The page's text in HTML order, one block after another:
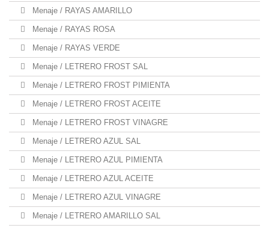
Menaje / RAYAS AMARILLO
Menaje / RAYAS ROSA
Menaje / RAYAS VERDE
Menaje / LETRERO FROST SAL
Menaje / LETRERO FROST PIMIENTA
Menaje / LETRERO FROST ACEITE
Menaje / LETRERO FROST VINAGRE
Menaje / LETRERO AZUL SAL
Menaje / LETRERO AZUL PIMIENTA
Menaje / LETRERO AZUL ACEITE
Menaje / LETRERO AZUL VINAGRE
Menaje / LETRERO AMARILLO SAL